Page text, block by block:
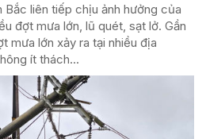
Bắc liên tiếp chịu ảnh hưởng của
đợt mưa lớn, lũ quét, sạt lở. Gần
mưa lớn xảy ra tại nhiều địa
ít thách...